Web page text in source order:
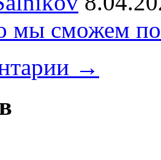
мы сможем
→